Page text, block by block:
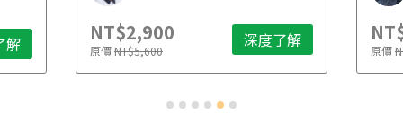
解 NT$2,900
原價NT$5,600 深度了解 原價